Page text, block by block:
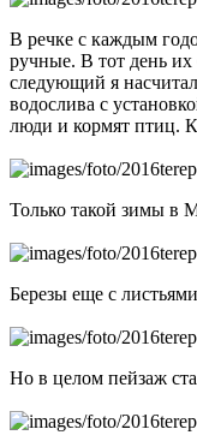
В речке с каждым
ручные. В тот день их
следующий я
водослива с
люди и кормят птиц.
Только такой зимы в
Березы еще с листьями
Но в целом пейзаж